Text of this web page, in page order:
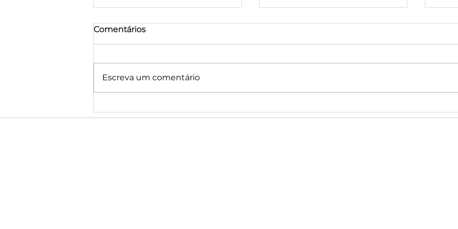
4 castas, 4 casas e um
Prémio Melhor Projeto
Comentários
Escreva um comentário